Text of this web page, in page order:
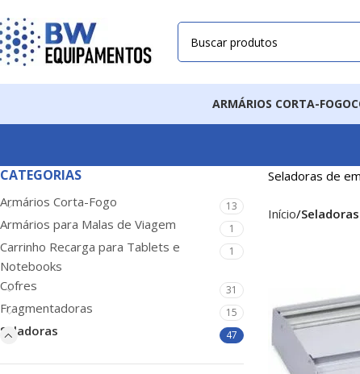
ARMÁRIOS CORTA-FOGO
CATEGORIAS
Armários Corta-Fogo 13
Armários para Malas de Viagem 1
Carrinho Recarga para Tablets e
Notebooks
1
Cofres 31
Fragmentadoras 15
Seladoras 47
Seladoras de
Início Seladoras